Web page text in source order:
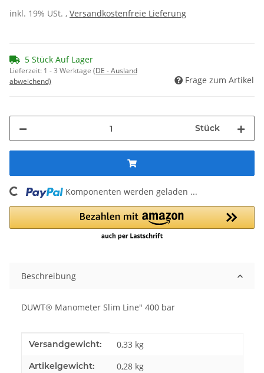
inkl. 19% USt. , Versandkostenfreie Lieferung
5 Stück Auf Lager
Lieferzeit: 1 - 3 Werktage (DE - Ausland
abweichend)
Frage zum Artikel
Stück
Loading... Komponenten werden geladen ...
Beschreibung
DUWT® Manometer Slim Line" 400 bar
Produkteigenschaft
Wert
Versandgewicht: 0,33 kg
Artikelgewicht: 0,28 kg